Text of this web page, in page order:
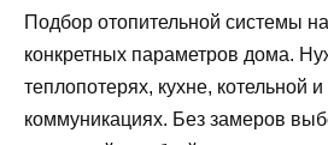
Подбор отопительной системы
конкретных параметров дома.
теплопотерях, кухне, котельной
коммуникациях. Без замеров